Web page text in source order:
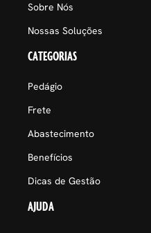
Sobre Nós
Nossas Soluções
CATEGORIAS
Pedágio
Frete
Abastecimento
Benefícios
Dicas de Gestão
AJUDA